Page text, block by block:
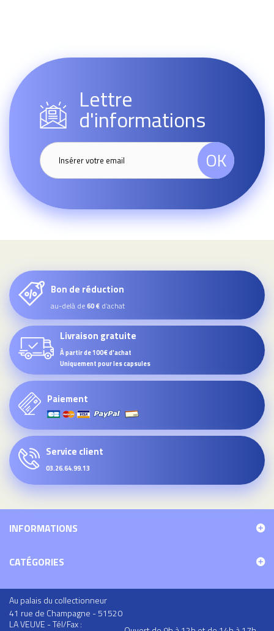
Lettre
d'informations
OK
Bon de réduction
au-delà de60 € d’achat
Livraison gratuite
À partir de 100€ d'achat
Uniquement pour les capsules
Paiement
Service client
03.26.64.99.13
INFORMATIONS
CATÉGORIES
Au palais du collectionneur
41 rue de Champagne - 51520
LA VEUVE - Tél/Fax :